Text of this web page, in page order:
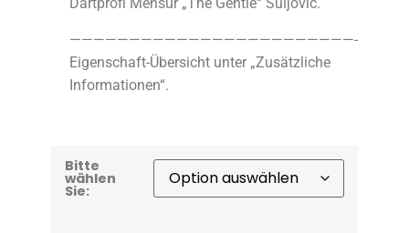
Dartprofi Mensur „The Gentle“ Suljovic.
————————————————————————-
Eigenschaft-Übersicht unter „Zusätzliche
Informationen“.
Bitte
wählen
Sie: